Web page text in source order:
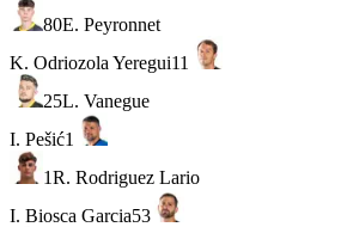
80E. Peyronnet
K. Odriozola Yeregui11
25L. Vanegue
I. Pešić1
1R. Rodriguez Lario
I. Biosca Garcia53